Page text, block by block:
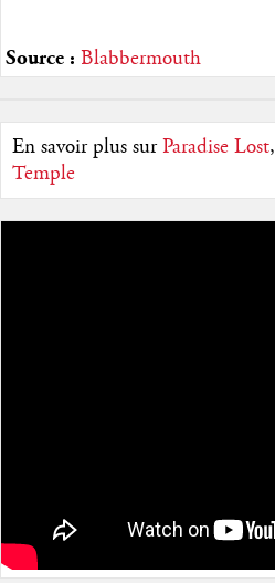
Source : Blabbermouth
En savoir plus surParadise Lost,
Temple